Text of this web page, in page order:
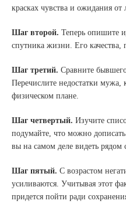
красках чувства и ожидания от
Шаг второй. Теперь опишите
спутника жизни. Его качества,
Шаг третий. Сравните
Перечислите недостатки мужа,
физическом плане.
Шаг четвертый. Изучите
подумайте, что можно
вы на самом деле видеть рядом
Шаг пятый. С возрастом
усиливаются. Учитывая этот
придется пойти ради